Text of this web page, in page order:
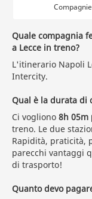
Quale compagnia
a Lecce in treno?
L'itinerario Napoli
Intercity.
Qual è la durata di
Ci vogliono 8h 05m
treno. Le due
Rapidità, praticità,
parecchi vantaggi
di trasporto!
Quanto devo